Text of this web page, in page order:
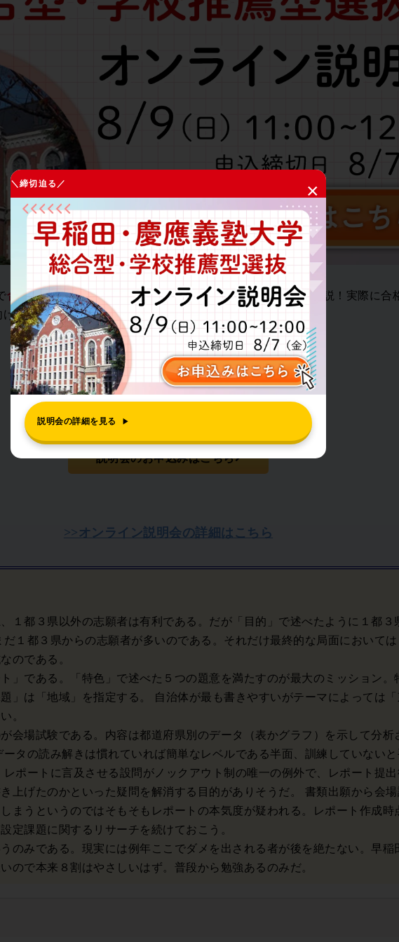
×
＼締切迫る／
説明会の詳細を見る ▶
合格実績No.1を誇る 早稲田塾が、早慶の総合型選抜を徹底解説！実際に合
てやるべきことをお伝えします。
説明会のお申込みはこちら
>>オンライン説明会の詳細はこちら
１都３県以外の志願者は有利である。だが「目的」で述べたように１都３
１都３県からの志願者が多いのである。それだけ最終的な局面において
のである。
」である。「特色」で述べた５つの題意を満たすのが最大のミッション。
」は「地域」を指定する。 自治体が最も書きやすいがテーマによっては
。
会場試験である。内容は都道府県別のデータ（表かグラフ）を示して分析
タの読み解きは慣れていれば簡単なレベルである半面、訓練していないと
ポートに言及させる設問がノックアウト制の唯一の例外で、レポート提
上げたのかといった疑問を解消する目的がありそうだ。 書類出願から会
まうというのではそもそもレポートの本気度が疑われる。レポート作成時
定課題に関するリサーチを続けておこう。
のみである。現実には例年ここでダメを出される者が後を絶たない。早稲
ので本来８割はやさしいはず。普段から勉強あるのみだ。